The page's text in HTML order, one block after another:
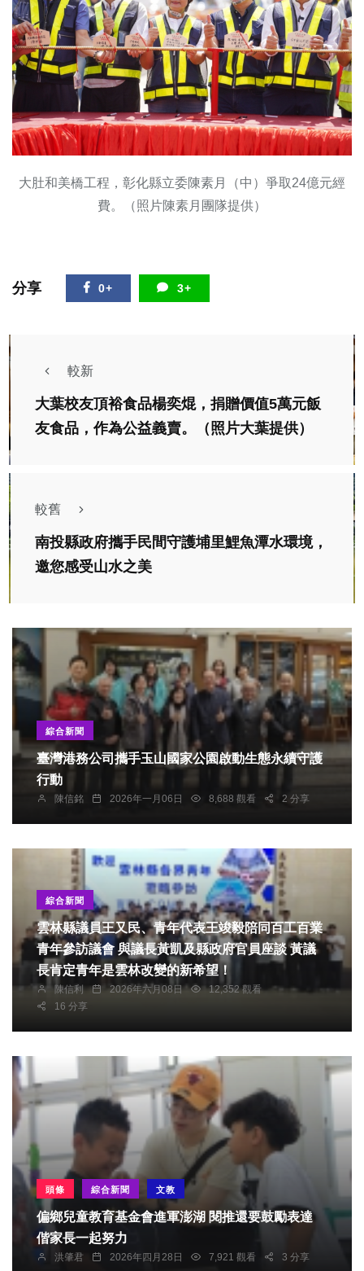
大肚和美橋工程，彰化縣立委陳素月（中）爭取24億元經
費。（照片陳素月團隊提供）
分享 0+ 3+
較新
大葉校友頂裕食品楊奕焜，捐贈價值5萬元飯
友食品，作為公益義賣。（照片大葉提供）
較舊
南投縣政府攜手民間守護埔里鯉魚潭水環境，
邀您感受山水之美
綜合新聞
臺灣港務公司攜手玉山國家公園啟動生態永續守護
行動
陳信銘 2026年一月06日 8,688 觀看 2 分享
綜合新聞
雲林縣議員王又民、青年代表王竣毅陪同百工百業
青年參訪議會 與議長黃凱及縣政府官員座談 黃議
長肯定青年是雲林改變的新希望！
陳信利 2026年六月08日
12,352 觀看
16 分享
頭條 綜合新聞 文教
偏鄉兒童教育基金會進軍澎湖 閱推還要鼓勵表達
偕家長一起努力
洪肇君 2026年四月28日 7,921 觀看 3 分享